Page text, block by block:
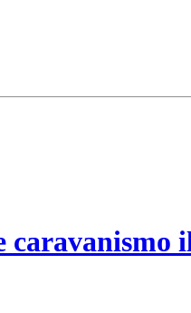
caravanismo